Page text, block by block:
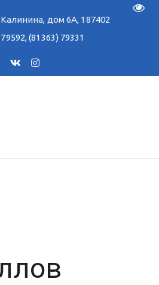
Калинина, дом 6А, 187402
,(81363) 79331